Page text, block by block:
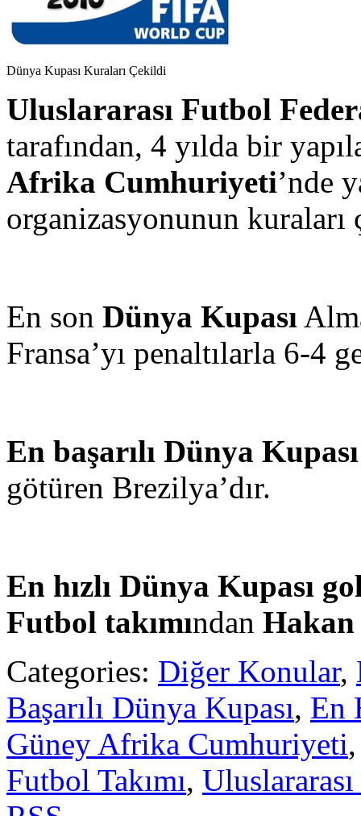
Dünya Kupası Kuraları Çekildi
Uluslararası Futbol
tarafından, 4 yılda bir
Afrika Cumhuriyeti’nde
organizasyonunun
En son Dünya Kupası
Fransa’yı penaltılarla 6-4
En başarılı Dünya Kupası
götüren Brezilya’dır.
En hızlı Dünya Kupası
Futbol takımından
Categories: Diğer Konular,
Başarılı Dünya Kupası, En
Güney Afrika Cumhuriyeti
Futbol Takımı,